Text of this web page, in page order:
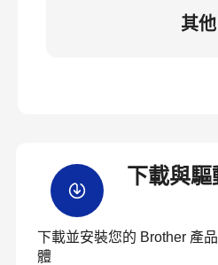
其他
下載與驅
下載並安裝您的 Brother 產
體